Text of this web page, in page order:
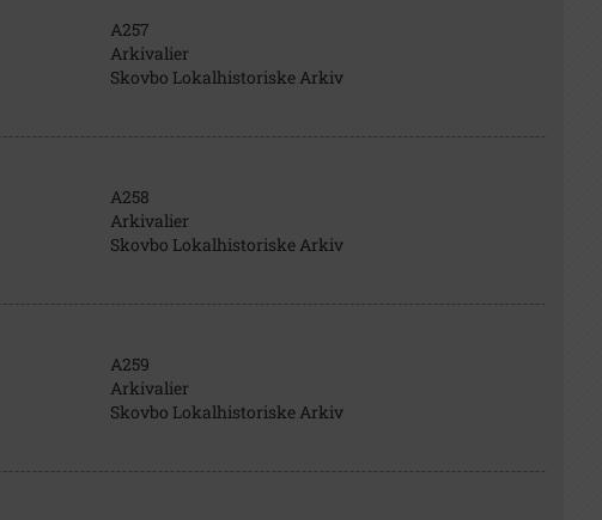
A257
Arkivalier
Skovbo Lokalhistoriske Arkiv
A258
Arkivalier
Skovbo Lokalhistoriske Arkiv
A259
Arkivalier
Skovbo Lokalhistoriske Arkiv